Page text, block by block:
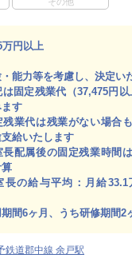
万円以上
能力等を考慮し、決定い
固定残業代（37,475円以
す
業代は残業がない場合
給いたします
配属後の固定残業時間
の給与平均：月給33.1
間6ヶ月、うち研修期間2
鉄道郡中線 余戸駅